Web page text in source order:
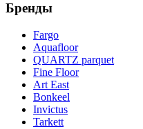
Бренды
Fargo
Aquafloor
QUARTZ parquet
Fine Floor
Art East
Bonkeel
Invictus
Tarkett